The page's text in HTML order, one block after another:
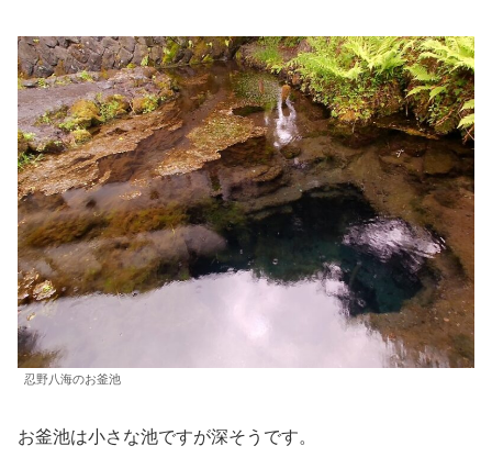
忍野八海のお釜池
お釜池は小さな池ですが深そうです。